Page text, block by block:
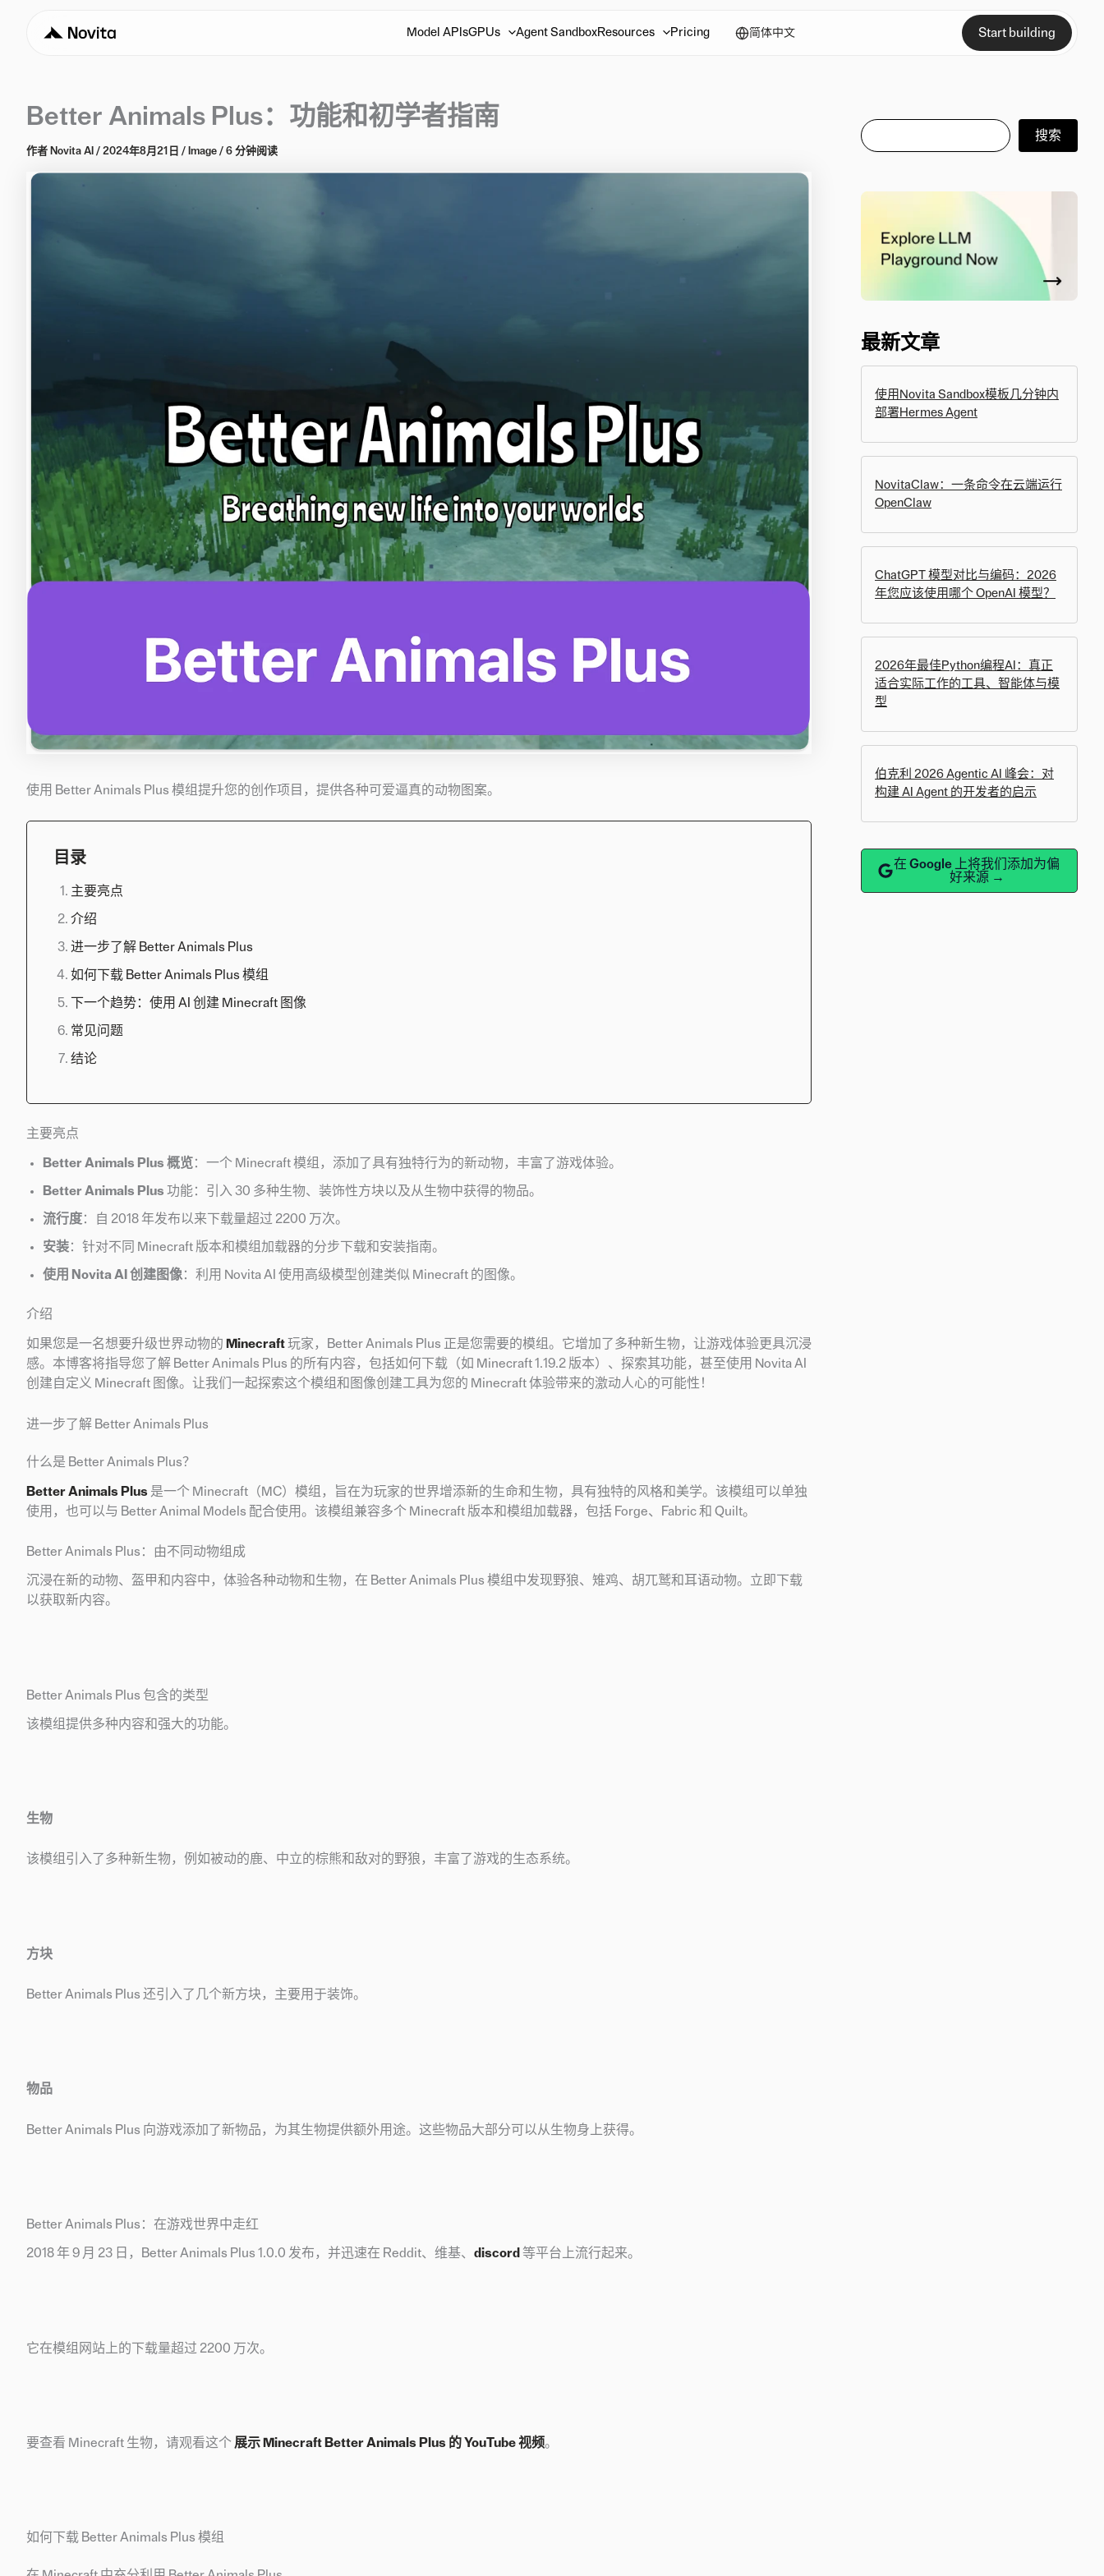
Model APIsGPUs Agent SandboxResources Pricing 简体中文 Start building
Better Animals Plus：功能和初学者指南
作者 Novita AI / 2024年8月21日 / Image / 6 分钟阅读
使用 Better Animals Plus 模组提升您的创作项目，提供各种可爱逼真的动物图案。
目录
主要亮点
介绍
进一步了解 Better Animals Plus
如何下载 Better Animals Plus 模组
下一个趋势：使用 AI 创建 Minecraft 图像
常见问题
结论
主要亮点
Better Animals Plus 概览：一个 Minecraft 模组，添加了具有独特行为的新动物，丰富了游戏体验。
Better Animals Plus 功能：引入 30 多种生物、装饰性方块以及从生物中获得的物品。
流行度：自 2018 年发布以来下载量超过 2200 万次。
安装：针对不同 Minecraft 版本和模组加载器的分步下载和安装指南。
使用 Novita AI 创建图像：利用 Novita AI 使用高级模型创建类似 Minecraft 的图像。
介绍
如果您是一名想要升级世界动物的 Minecraft玩家，Better Animals Plus 正是您需要的模组。它增加了多种新生物，让游戏体验更具沉浸
感。本博客将指导您了解 Better Animals Plus 的所有内容，包括如何下载（如 Minecraft 1.19.2 版本）、探索其功能，甚至使用 Novita AI
创建自定义 Minecraft 图像。让我们一起探索这个模组和图像创建工具为您的 Minecraft 体验带来的激动人心的可能性！
进一步了解 Better Animals Plus
什么是 Better Animals Plus？
Better Animals Plus 是一个 Minecraft（MC）模组，旨在为玩家的世界增添新的生命和生物，具有独特的风格和美学。该模组可以单独
使用，也可以与 Better Animal Models 配合使用。该模组兼容多个 Minecraft 版本和模组加载器，包括 Forge、Fabric 和 Quilt。
Better Animals Plus：由不同动物组成
沉浸在新的动物、盔甲和内容中，体验各种动物和生物，在 Better Animals Plus 模组中发现野狼、雉鸡、胡兀鹫和耳语动物。立即下载
以获取新内容。
Better Animals Plus 包含的类型
该模组提供多种内容和强大的功能。
生物
该模组引入了多种新生物，例如被动的鹿、中立的棕熊和敌对的野狼，丰富了游戏的生态系统。
方块
Better Animals Plus 还引入了几个新方块，主要用于装饰。
物品
Better Animals Plus 向游戏添加了新物品，为其生物提供额外用途。这些物品大部分可以从生物身上获得。
Better Animals Plus：在游戏世界中走红
2018 年 9 月 23 日，Better Animals Plus 1.0.0 发布，并迅速在 Reddit、维基、 discord 等平台上流行起来。
它在模组网站上的下载量超过 2200 万次。
要查看 Minecraft 生物，请观看这个 展示 Minecraft Better Animals Plus 的 YouTube 视频。
如何下载 Better Animals Plus 模组
搜索
搜索
最新文章
使用Novita Sandbox模板几分钟内
部署Hermes Agent
NovitaClaw：一条命令在云端运行
OpenClaw
ChatGPT 模型对比与编码：2026
年您应该使用哪个 OpenAI 模型？
2026年最佳Python编程AI：真正
适合实际工作的工具、智能体与模
型
伯克利 2026 Agentic AI 峰会：对
构建 AI Agent 的开发者的启示
在 Google 上将我们添加为偏
好来源 →